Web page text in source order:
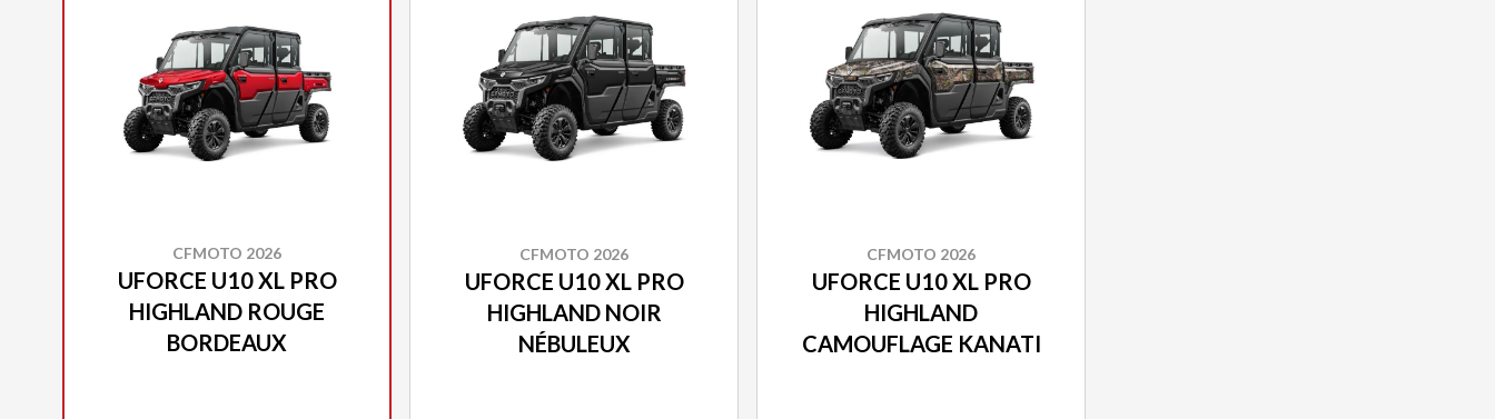
CFMOTO 2026
UFORCE U10 XL PRO
HIGHLAND ROUGE
BORDEAUX
CFMOTO 2026
UFORCE U10 XL PRO
HIGHLAND NOIR
NÉBULEUX
CFMOTO 2026
UFORCE U10 XL PRO
HIGHLAND
CAMOUFLAGE KANATI